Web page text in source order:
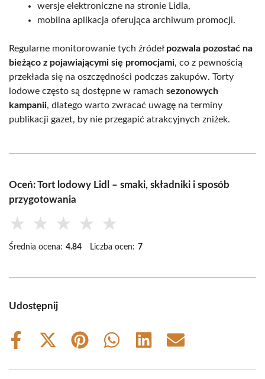
wersje elektroniczne na stronie Lidla,
mobilna aplikacja oferująca archiwum promocji.
Regularne monitorowanie tych źródeł pozwala pozostać na
bieżąco z pojawiającymi się promocjami, co z pewnością
przekłada się na oszczędności podczas zakupów. Torty
lodowe często są dostępne w ramach sezonowych
kampanii, dlatego warto zwracać uwagę na terminy
publikacji gazet, by nie przegapić atrakcyjnych zniżek.
Oceń: Tort lodowy Lidl – smaki, składniki i sposób
przygotowania
★ ★ ★ ★ ★
Średnia ocena: 4.84 Liczba ocen: 7
Udostępnij
Share
Share
(Twitter)
Share
Share
Share
Share